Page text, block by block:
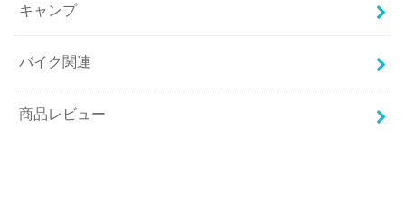
キャンプ
バイク関連
商品レビュー